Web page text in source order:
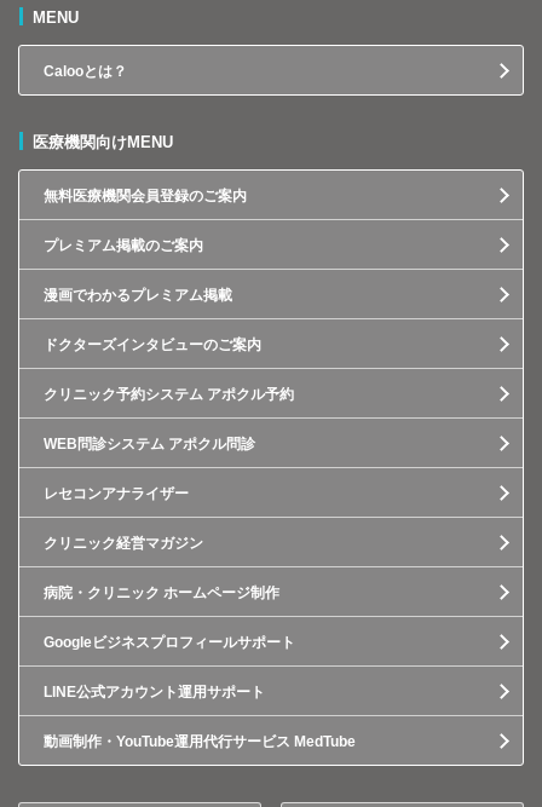
MENU
Calooとは？
医療機関向けMENU
無料医療機関会員登録のご案内
プレミアム掲載のご案内
漫画でわかるプレミアム掲載
ドクターズインタビューのご案内
クリニック予約システム アポクル予約
WEB問診システム アポクル問診
レセコンアナライザー
クリニック経営マガジン
病院・クリニック ホームページ制作
Googleビジネスプロフィールサポート
LINE公式アカウント運用サポート
動画制作・YouTube運用代行サービス MedTube